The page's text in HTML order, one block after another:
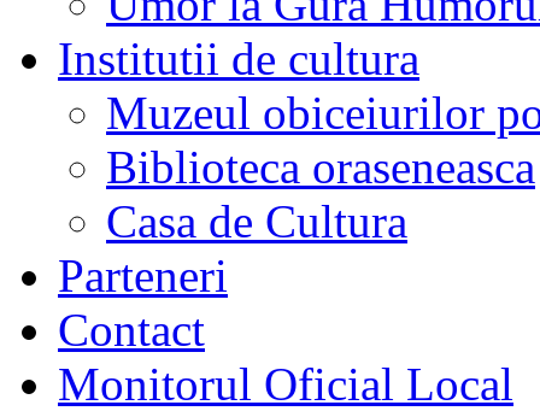
Institutii de cultura
Muzeul obiceiurilor
Biblioteca oraseneasca
Casa de Cultura
Parteneri
Contact
Monitorul Oficial Local